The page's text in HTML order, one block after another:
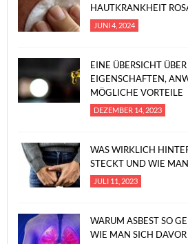
HAUTKRANKHEIT
JUNI 4, 2024
EINE ÜBERSICHT
EIGENSCHAFTEN,
MÖGLICHE VORTEILE
DEZEMBER 14, 2023
WAS WIRKLICH
STECKT UND WIE
JULI 11, 2023
WARUM ASBEST SO
WIE MAN SICH